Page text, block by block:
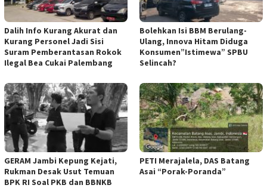
Dalih Info Kurang Akurat dan
Kurang Personel Jadi Sisi
Suram Pemberantasan Rokok
Ilegal Bea Cukai Palembang
Bolehkan Isi BBM Berulang-
Ulang, Innova Hitam Diduga
Konsumen”Istimewa” SPBU
Selincah?
GERAM Jambi Kepung Kejati,
Rukman Desak Usut Temuan
BPK RI Soal PKB dan BBNKB
PETI Merajalela, DAS Batang
Asai “Porak-Poranda”